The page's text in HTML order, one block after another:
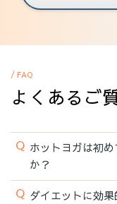
/ FAQ
よくあるご
Q ホットヨガは初
か？
Q ダイエットに効果